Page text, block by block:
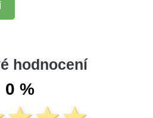
hodnocení
0 %